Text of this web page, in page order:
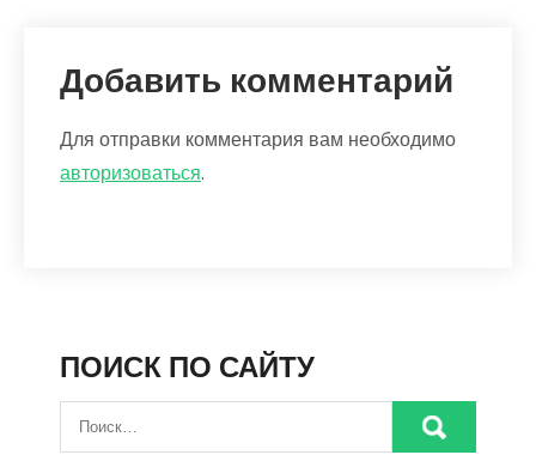
Добавить комментарий
Для отправки комментария вам необходимо
авторизоваться.
ПОИСК ПО САЙТУ